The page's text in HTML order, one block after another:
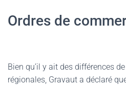
Ordres de
Bien qu’il y ait des différences
régionales, Gravaut a déclaré